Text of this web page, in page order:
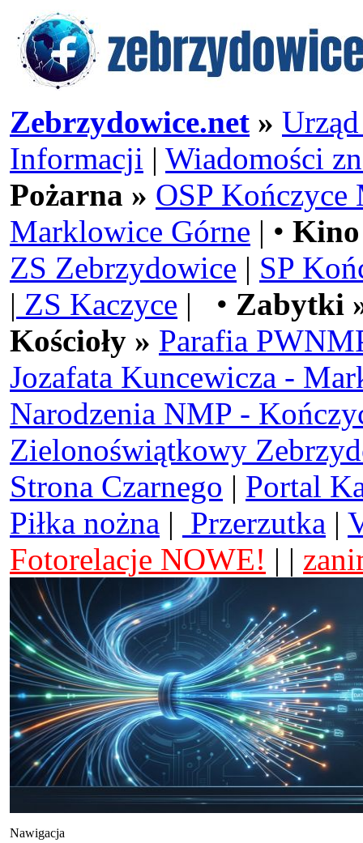
Zebrzydowice.net »
Informacji | Wiadomości
Pożarna » OSP Kończyce
Marklowice Górne | •
ZS Zebrzydowice | SP
| ZS Kaczyce | • Zabytki
Kościoły » Parafia
Jozafata Kuncewicza -
Narodzenia NMP -
Zielonoświątkowy
Strona Czarnego | Portal
Piłka nożna | Przerzutka |
Fotorelacje NOWE! | |
Nawigacja